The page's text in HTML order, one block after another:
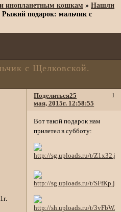
инопланетным кошкам »Нашли
Рыжий подарок: мальчик с
с Щелковской.
Поделиться 1
25
мая, 2015г. 12:58:55
Вот такой подарок нам
прилетел в субботу: